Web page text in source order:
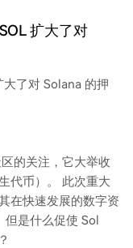
扩大了对
了对 Solana 的押
的关注，它大举收
代币）。 此次重大
在快速发展的数字资
但是什么促使 Sol